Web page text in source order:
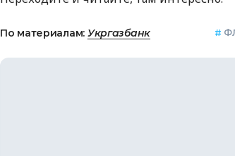
По материалам: Укргазбанк #